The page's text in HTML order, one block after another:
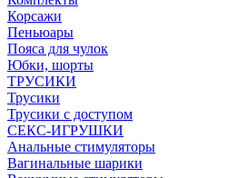
Корсажи
Пеньюары
Пояса для чулок
Юбки, шорты
ТРУСИКИ
Трусики
Трусики с доступом
СЕКС-ИГРУШКИ
Анальные стимуляторы
Вагинальные шарики